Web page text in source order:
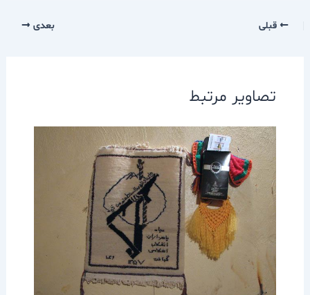
قبلی بعدی
تصاویر مرتبط